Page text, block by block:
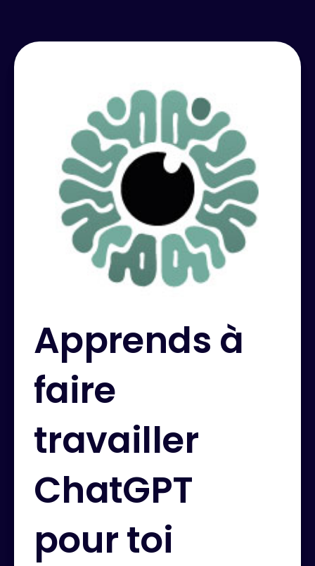
Apprends à
faire
travailler
ChatGPT
pour toi